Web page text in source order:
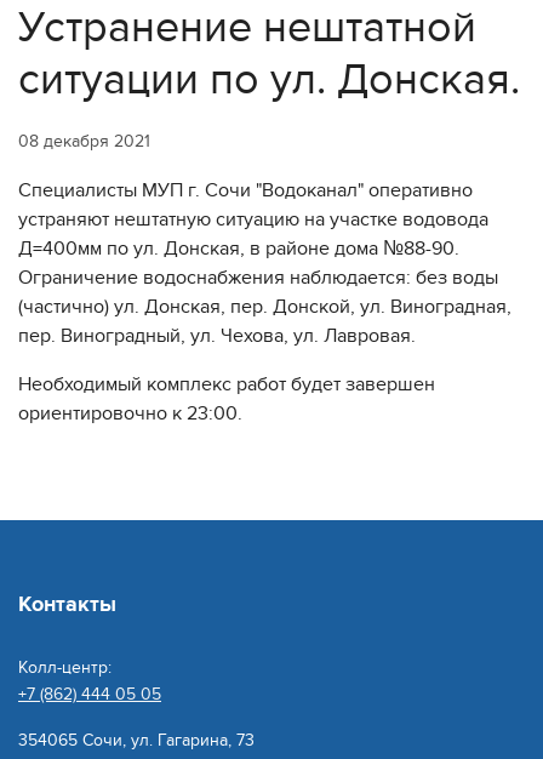
Устранение нештатной
ситуации по ул. Донская.
08 декабря 2021
Специалисты МУП г. Сочи "Водоканал" оперативно
устраняют нештатную ситуацию на участке водовода
Д=400мм по ул. Донская, в районе дома №88-90.
Ограничение водоснабжения наблюдается: без воды
(частично) ул. Донская, пер. Донской, ул. Виноградная,
пер. Виноградный, ул. Чехова, ул. Лавровая.
Необходимый комплекс работ будет завершен
ориентировочно к 23:00.
Контакты
Колл-центр:
+7 (862) 444 05 05
354065 Сочи, ул. Гагарина, 73